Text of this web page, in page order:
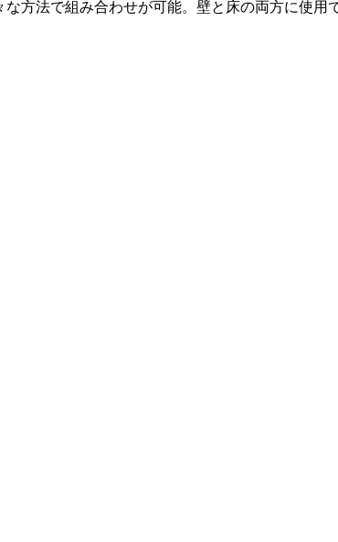
方法で組み合わせが可能。壁と床の両方に使用